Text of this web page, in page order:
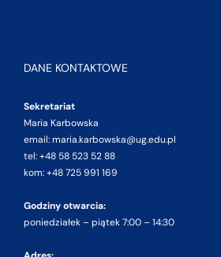
DANE KONTAKTOWE
Sekretariat
Maria Karbowska
email: maria.karbowska@ug.edu.pl
tel: +48 58 523 52 88
kom: +48 725 991 169
Godziny otwarcia:
poniedziałek – piątek 7:00 – 14:30